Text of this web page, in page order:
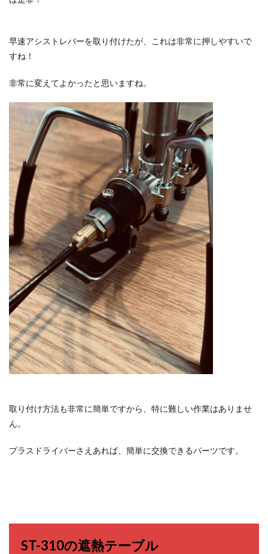
早速アシストレバーを取り付けたが、これは非常に押しやすいで
すね！
非常に変えてよかったと思いますね。
取り付け方法も非常に簡単ですから、特に難しい作業はありませ
ん。
プラスドライバーさえあれば、簡単に交換できるパーツです。
ST-310の遮熱テーブル